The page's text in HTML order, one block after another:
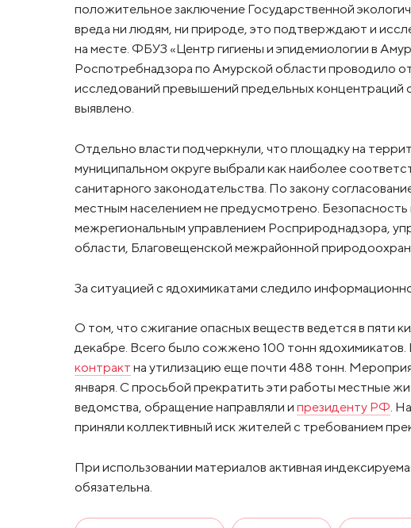
положительное заключение Государственной
вреда ни людям, ни природе, это подтверждают и
на месте. ФБУЗ «Центр гигиены и эпидемиологии в
Роспотребнадзора по Амурской области проводило
исследований превышений предельных концентраций
выявлено.
Отдельно власти подчеркнули, что площадку на
муниципальном округе выбрали как наиболее
санитарного законодательства. По закону
местным населением не предусмотрено.
межрегиональным управлением Росприроднадзора,
области, Благовещенской межрайонной
За ситуацией с ядохимикатами следило
О том, что сжигание опасных веществ ведется в пяти
декабре. Всего было сожжено 100 тонн ядохимикатов.
контракт на утилизацию еще почти 488 тонн.
января. С просьбой прекратить эти работы местные
ведомства, обращение направляли и президенту РФ.
приняли коллективный иск жителей с требованием
При использовании материалов активная
обязательна.